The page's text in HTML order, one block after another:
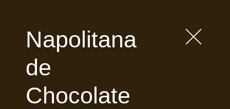
Napolitana
de
Chocolate